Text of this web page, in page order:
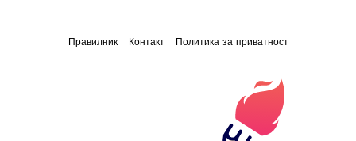
Правилник Контакт Политика за приватност